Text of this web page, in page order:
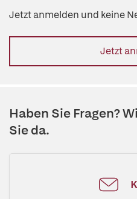
Jetzt anmelden und keine
Jetzt
Haben Sie Fragen?
Sie da.